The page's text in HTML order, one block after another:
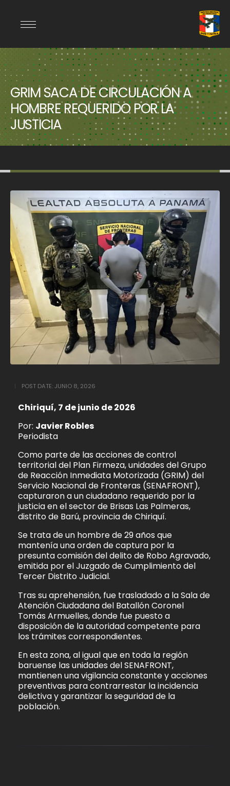
GRIM SACA DE CIRCULACIÓN A
HOMBRE REQUERIDO POR LA
JUSTICIA
POST DATE:JUNIO 8, 2026
Chiriquí, 7 de junio de 2026
Por: Javier Robles
Periodista
Como parte de las acciones de control
territorial del Plan Firmeza, unidades del Grupo
de Reacción Inmediata Motorizada (GRIM) del
Servicio Nacional de Fronteras (SENAFRONT),
capturaron a un ciudadano requerido por la
justicia en el sector de Brisas Las Palmeras,
distrito de Barú, provincia de Chiriquí.
Se trata de un hombre de 29 años que
mantenía una orden de captura por la
presunta comisión del delito de Robo Agravado,
emitida por el Juzgado de Cumplimiento del
Tercer Distrito Judicial.
Tras su aprehensión, fue trasladado a la Sala de
Atención Ciudadana del Batallón Coronel
Tomás Armuelles, donde fue puesto a
disposición de la autoridad competente para
los trámites correspondientes.
En esta zona, al igual que en toda la región
baruense las unidades del SENAFRONT,
mantienen una vigilancia constante y acciones
preventivas para contrarrestar la incidencia
delictiva y garantizar la seguridad de la
población.